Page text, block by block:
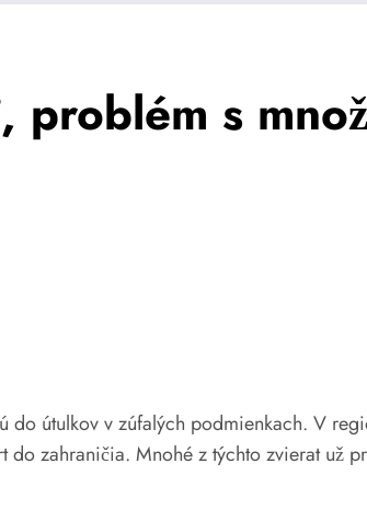
problém s
útulkov v zúfalých podmienkach. V
zahraničia. Mnohé z týchto zvierat už